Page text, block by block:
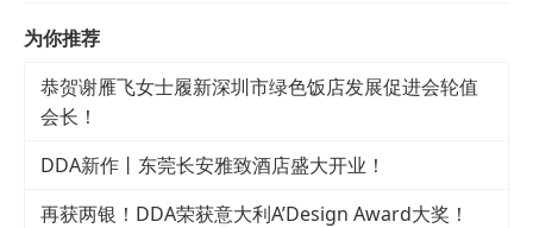
为你推荐
恭贺谢雁飞女士履新深圳市绿色饭店发展促进会轮值
会长！
DDA新作丨东莞长安雅致酒店盛大开业！
再获两银！DDA荣获意大利A’Design Award大奖！